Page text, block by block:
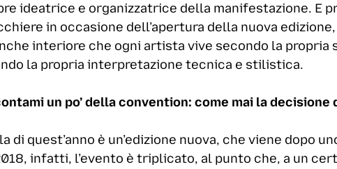
ideatrice e organizzatrice della manifestazione. E
in occasione dell’apertura della nuova
interiore che ogni artista vive secondo la
la propria interpretazione tecnica e stilistica.
un po’ della convention: come mai la
di quest’anno è un’edizione nuova, che viene dopo
infatti, l’evento è triplicato, al punto che, a un